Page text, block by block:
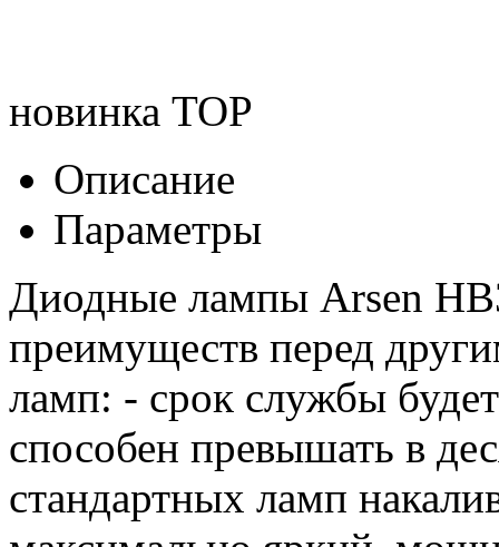
новинка TOP
Описание
Параметры
Диодные лампы Arsen
преимуществ перед
ламп: - срок службы
способен превышать в
стандартных ламп